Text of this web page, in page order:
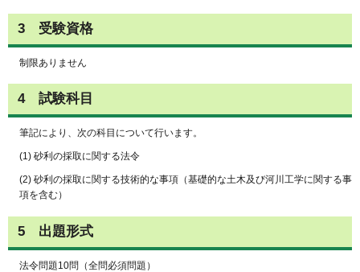
3 受験資格
制限ありません
4 試験科目
筆記により、次の科目について行います。
(1) 砂利の採取に関する法令
(2) 砂利の採取に関する技術的な事項（基礎的な土木及び河川工学に関する事
項を含む）
5 出題形式
法令問題10問（全問必須問題）